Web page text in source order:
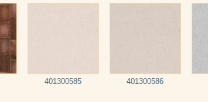
401300585 401300586